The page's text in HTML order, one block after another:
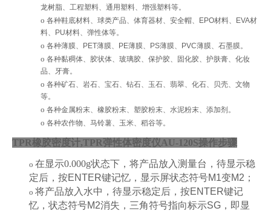
龙树脂 、工程塑料、通用塑料、增强塑料等。
o 各种鞋底材料、球类产品、体育器材、安全帽、 EPO材料、 EVA材
料、 PU材料、弹性体等。
o 各种薄膜、 PET薄膜、 PE薄膜、 PS薄膜、 PVC薄膜、 石墨膜。
o 各种黏稠体、胶状体 玻璃胶、保护胶、固化胶、护肤膏
化妆
品、牙膏。
o 各种矿石、岩石
宝石、钻石、玉石、翡翠、化石、贝壳、文物
等。
o 各种金属粉末、橡胶粉末、塑胶粉末、水泥粉末 、添加剂 。
o 各种农作物、马铃薯、玉米、稻谷等。
TPR橡胶密度计,TPR弹性体密度仪AU-120S操作步骤
o 在显示0.000g状态下， 将产品放入测量台， 待显示稳
定后 ，按ENTER键记忆 ，显示屏状态符号M1变M2 ；
o 将产品放入水中 ，待显示稳定后 ，按ENTER键记
忆 ，状态符号M2消失，三角符号指向标示SG ，即 显